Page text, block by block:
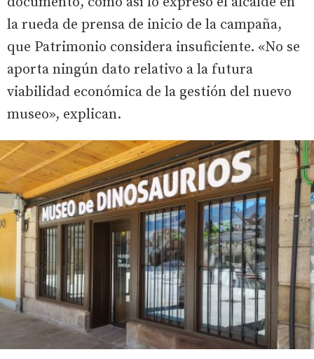
la rueda de prensa de inicio de la campaña,
que Patrimonio considera insuficiente. «No se
aporta ningún dato relativo a la futura
viabilidad económica de la gestión del nuevo
museo», explican.